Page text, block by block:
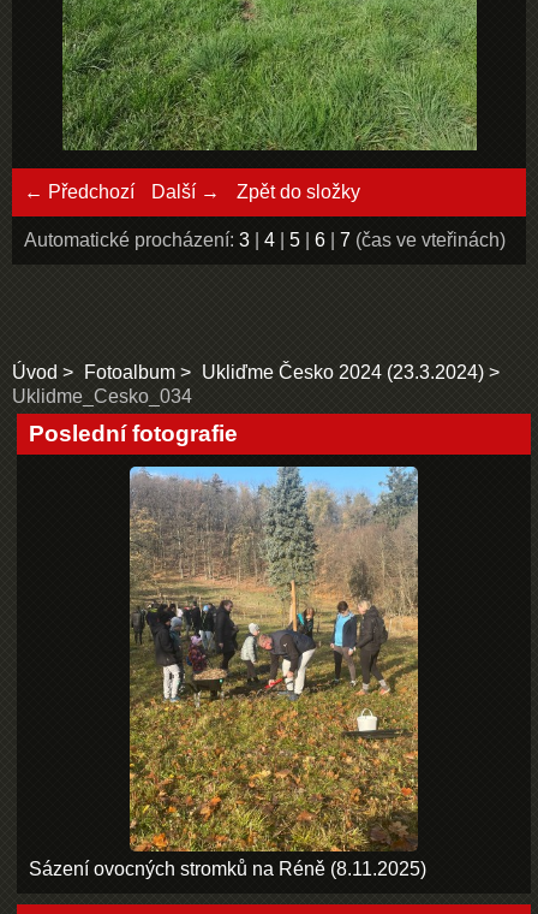
← Předchozí Další → Zpět do složky
Automatické procházení: 3 4 5 6 7 (čas ve vteřinách)
Úvod Fotoalbum
Ukliďme Česko 2024 (23.3.2024)
Uklidme_Cesko_034
Poslední fotografie
Sázení ovocných stromků na Réně (8.11.2025)